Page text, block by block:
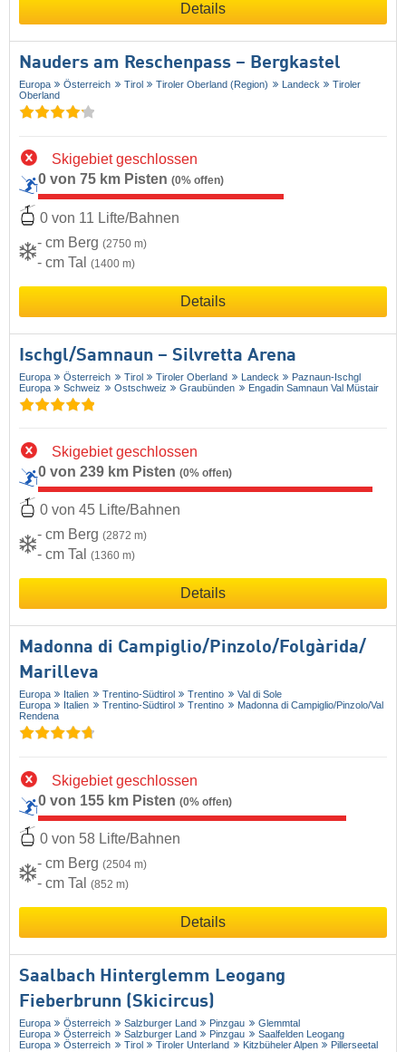
Details
Nauders am Reschenpass – Bergkastel
Europa Österreich Tirol Tiroler Oberland (Region) Landeck
Tiroler
Oberland
Skigebiet geschlossen
0 von 75 km Pisten (0% offen)
0 von 11 Lifte/Bahnen
- cm Berg (2750 m)
- cm Tal (1400 m)
Details
Ischgl/​Samnaun – Silvretta Arena
Europa Österreich Tirol Tiroler Oberland Landeck
Paznaun-Ischgl
Europa
Schweiz Ostschweiz Graubünden Engadin Samnaun Val Müstair
Skigebiet geschlossen
0 von 239 km Pisten (0% offen)
0 von 45 Lifte/Bahnen
- cm Berg (2872 m)
- cm Tal (1360 m)
Details
Madonna di Campiglio/​Pinzolo/​Folgàrida/​
Marilleva
Europa Italien Trentino-Südtirol Trentino
Val di Sole
Europa
Italien Trentino-Südtirol Trentino
Madonna di Campiglio/​Pinzolo/​Val
Rendena
Skigebiet geschlossen
0 von 155 km Pisten (0% offen)
0 von 58 Lifte/Bahnen
- cm Berg (2504 m)
- cm Tal (852 m)
Details
Saalbach Hinterglemm Leogang
Fieberbrunn (Skicircus)
Europa Österreich Salzburger Land Pinzgau
Glemmtal
Europa
Österreich Salzburger Land Pinzgau
Saalfelden Leogang
Europa
Österreich Tirol Tiroler Unterland Kitzbüheler Alpen Pillerseetal